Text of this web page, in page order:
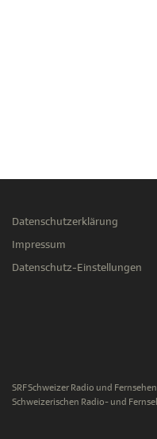
Datenschutzerklärung
Impressum
Datenschutz-Einstellungen
SRF Schweizer Radio und
Schweizerischen Radio- und